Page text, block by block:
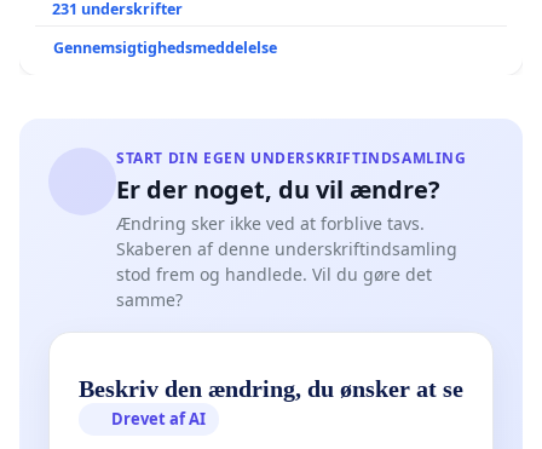
Der er
231 underskrifter
Gennemsigtighedsmeddelelse
START DIN EGEN UNDERSKRIFTINDSAMLING
Er der noget, du vil ændre?
Ændring sker ikke ved at forblive tavs.
Skaberen af denne underskriftindsamling
stod frem og handlede. Vil du gøre det
samme?
Beskriv den ændring, du ønsker at se
Drevet af AI